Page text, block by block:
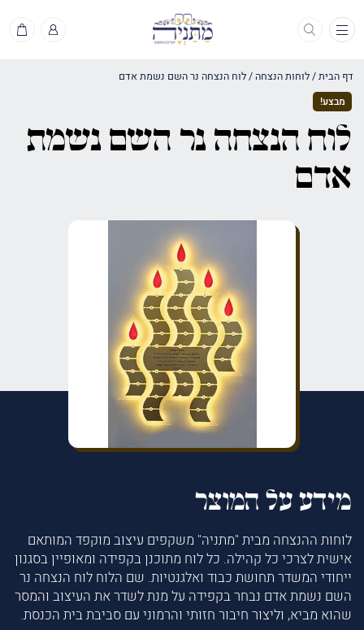
תפריט
דף הבית/לוחות הנצחה /לוח הנצחה נר השם נשמת אדם
מבצע!
לוח הנצחה נר השם נשמת
אדם
מידע על המוצר
לוחות ההנצחה מבית "מתניה" משקפים עיצוב מוקפד המותאם
אישית לצרכי כל קהילה. כל לוח מתוכנן בקפידה ומאופיין בסגנון
ייחודי המשדר תחושת כבוד ואלגנטיות. שם הלוח לוח הנצחה נר
השם נשמת אדם נבחר בקפידה על מנת לשדר את העיצוב והמסר
שהוא מביא, וליצור חיבור חזותי והרמוני עם סביבת בית הכנסת.